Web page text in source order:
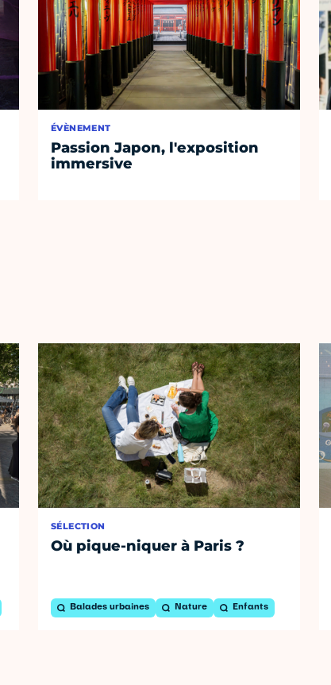
ÉVÈNEMENT
Passion Japon, l'exposition
immersive
SÉLECTION
Où pique-niquer à Paris ?
Balades urbaines Nature Enfants